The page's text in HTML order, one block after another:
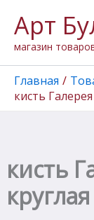
содержимому
Арт
магазин
Главная
кисть
кисть